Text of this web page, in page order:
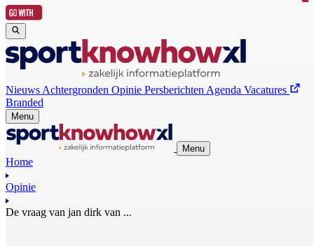
Nieuws Achtergronden Opinie Persberichten Agenda Vacatures
Branded
Menu
Menu
Home
Opinie
De vraag van jan dirk van ...